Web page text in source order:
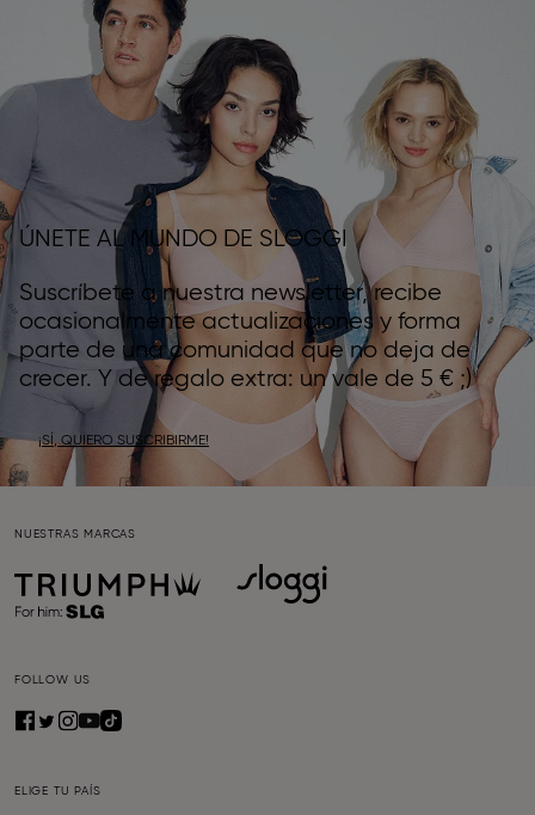
ÚNETE AL MUNDO DE SLOGGI
Suscríbete a nuestra newsletter, recibe
ocasionalmente actualizaciones y forma
parte de una comunidad que no deja de
crecer. Y de regalo extra: un vale de 5 € ;)
¡SÍ, QUIERO SUSCRIBIRME!
NUESTRAS MARCAS
FOLLOW US
ELIGE TU PAÍS